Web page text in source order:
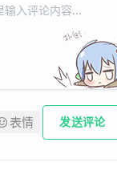
表情 发送评论